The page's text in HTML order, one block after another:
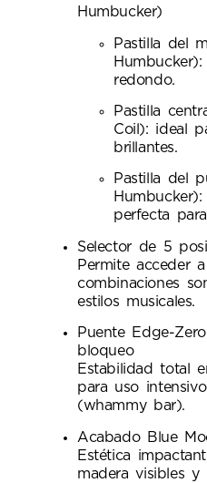
Humbucker)
Pastilla del
redondo.
Pastilla
Coil): ideal
brillantes.
Pastilla del
perfecta
Selector de 5
Permite acceder
combinaciones
estilos musicales.
Puente Edge-
bloqueo
Estabilidad total
para uso
(whammy bar).
Acabado Blue
Estética
madera visibles